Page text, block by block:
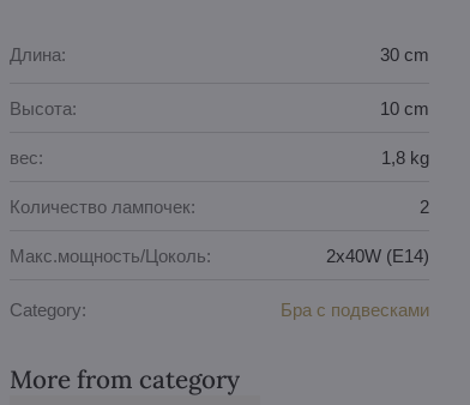
Длина: 30 cm
Высота: 10 cm
вес: 1,8 kg
Количество лампочек: 2
Макс.мощность/Цоколь: 2x40W (E14)
Category: Бра с подвесками
More from category